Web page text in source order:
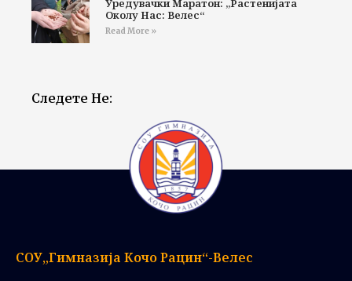
Уредувачки Маратон: „Растенијата
Околу Нас: Велес“
Read More »
Следете Не:
СОУ„Гимназија Кочо Рацин“-Велес